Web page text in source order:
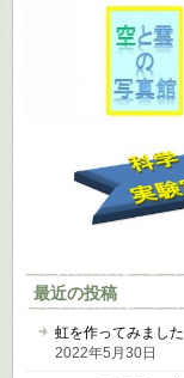
最近の投稿
虹を作ってみました
2022年5月30日